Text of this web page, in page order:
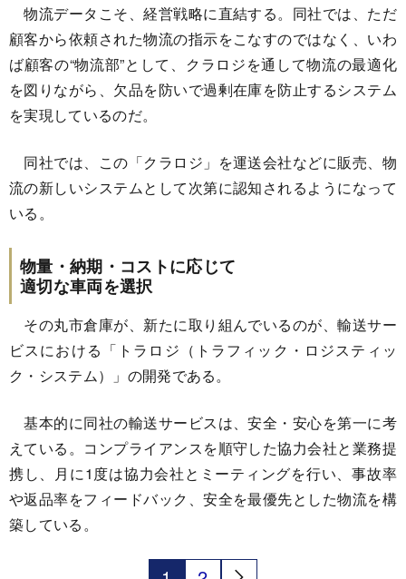
物流データこそ、経営戦略に直結する。同社では、ただ
顧客から依頼された物流の指示をこなすのではなく、いわ
ば顧客の“物流部”として、クラロジを通して物流の最適化
を図りながら、欠品を防いで過剰在庫を防止するシステム
を実現しているのだ。
同社では、この「クラロジ」を運送会社などに販売、物
流の新しいシステムとして次第に認知されるようになって
いる。
物量・納期・コストに応じて
適切な車両を選択
その丸市倉庫が、新たに取り組んでいるのが、輸送サー
ビスにおける「トラロジ（トラフィック・ロジスティッ
ク・システム）」の開発である。
基本的に同社の輸送サービスは、安全・安心を第一に考
えている。コンプライアンスを順守した協力会社と業務提
携し、月に1度は協力会社とミーティングを行い、事故率
や返品率をフィードバック、安全を最優先とした物流を構
築している。